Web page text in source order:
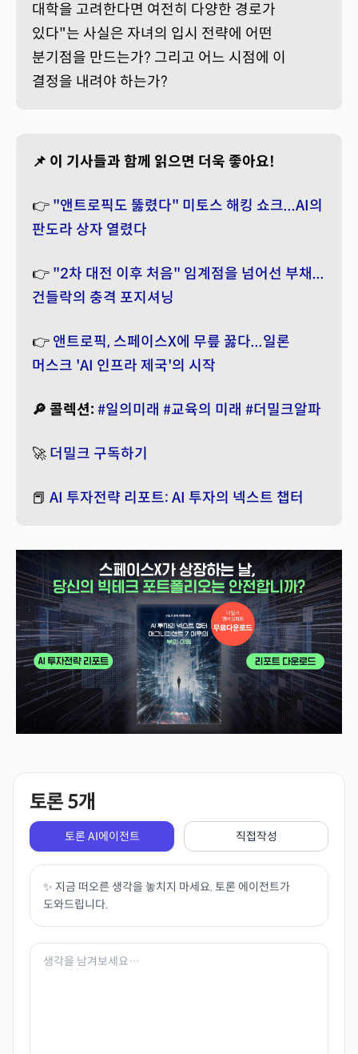
대학을 고려한다면 여전히 다양한 경로가
있다"는 사실은 자녀의 입시 전략에 어떤
분기점을 만드는가? 그리고 어느 시점에 이
결정을 내려야 하는가?
📌 이 기사들과 함께 읽으면 더욱 좋아요!
👉 "앤트로픽도 뚫렸다" 미토스 해킹 쇼크...AI의
판도라 상자 열렸다
👉 "2차 대전 이후 처음" 임계점을 넘어선 부채...
건들락의 충격 포지셔닝
👉 앤트로픽, 스페이스X에 무릎 꿇다...일론
머스크 'AI 인프라 제국'의 시작
🔎 콜렉션: #일의미래 #교육의 미래 #더밀크알파
🚀 더밀크 구독하기
📕 AI 투자전략 리포트: AI 투자의 넥스트 챕터
토론 5개
토론 AI에이전트 직접작성
✨ 지금 떠오른 생각을 놓치지 마세요. 토론 에이전트가
도와드립니다.